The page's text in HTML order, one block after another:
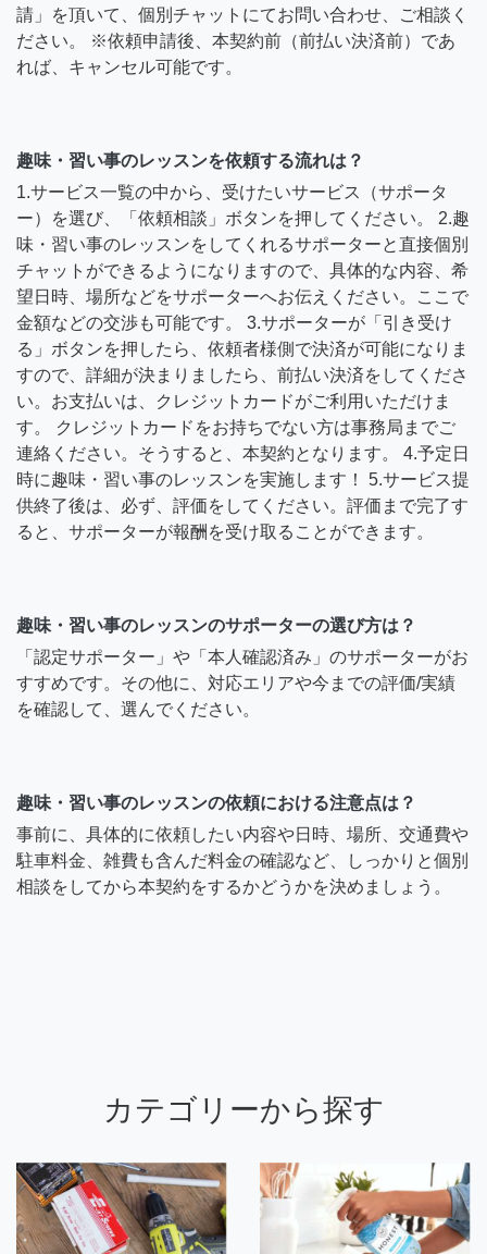
請」を頂いて、個別チャットにてお問い合わせ、ご相談く
ださい。 ※依頼申請後、本契約前（前払い決済前）であ
れば、キャンセル可能です。
趣味・習い事のレッスンを依頼する流れは？
1.サービス一覧の中から、受けたいサービス（サポータ
ー）を選び、「依頼相談」ボタンを押してください。 2.趣
味・習い事のレッスンをしてくれるサポーターと直接個別
チャットができるようになりますので、具体的な内容、希
望日時、場所などをサポーターへお伝えください。ここで
金額などの交渉も可能です。 3.サポーターが「引き受け
る」ボタンを押したら、依頼者様側で決済が可能になりま
すので、詳細が決まりましたら、前払い決済をしてくださ
い。お支払いは、クレジットカードがご利用いただけま
す。 クレジットカードをお持ちでない方は事務局までご
連絡ください。そうすると、本契約となります。 4.予定日
時に趣味・習い事のレッスンを実施します！ 5.サービス提
供終了後は、必ず、評価をしてください。評価まで完了す
ると、サポーターが報酬を受け取ることができます。
趣味・習い事のレッスンのサポーターの選び方は？
「認定サポーター」や「本人確認済み」のサポーターがお
すすめです。その他に、対応エリアや今までの評価/実績
を確認して、選んでください。
趣味・習い事のレッスンの依頼における注意点は？
事前に、具体的に依頼したい内容や日時、場所、交通費や
駐車料金、雑費も含んだ料金の確認など、しっかりと個別
相談をしてから本契約をするかどうかを決めましょう。
カテゴリーから探す